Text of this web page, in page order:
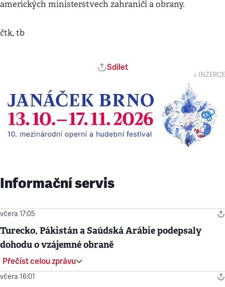
amerických ministerstvech zahraničí a obrany.
čtk, tb
Sdílet
↓ INZERCE
Informační servis
včera 17:05
Turecko, Pákistán a Saúdská Arábie podepsaly
dohodu o vzájemné obraně
Přečíst celou zprávu
včera 16:01